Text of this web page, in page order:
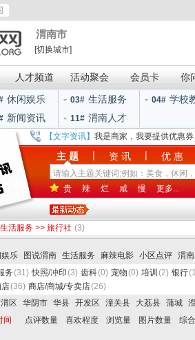
渭南市
[切换城市]
人才频道 活动聚会 会员卡 你
休闲娱乐 03# 生活服务 04# 学校
新闻资讯 11# 渭南人才
【文字资讯】 我是商家，我要提供优惠
主 题 | 资 讯 | 优 惠
贵 辣 烂 咸 慢 更多...
生活服务 >> 旅行社 (3)
乐 图说渭南 生活服务 麻辣电影 小区点评 渭
务(31) 快照/冲印(3) 齿科(0) 宠物(0) 培训 (2) 银行
(36) 商店/商城/专卖店(26)
区 华阴市 华县 开发区 潼关县 大荔县 蒲城
间 点评数量 喜欢程度 浏览量 图片数量 综